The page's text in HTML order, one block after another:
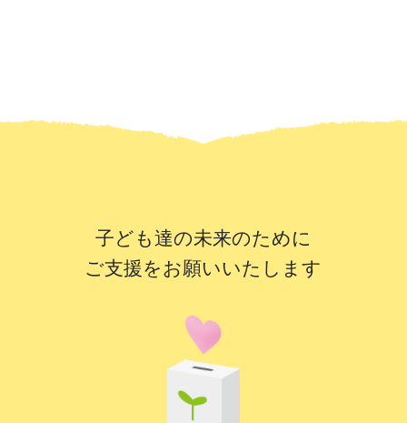
子ども達の未来のために
ご支援をお願いいたします